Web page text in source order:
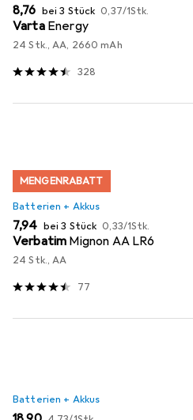
EUR
8,76 bei 3 Stück EUR
0,37/1Stk.
Varta Energy
24 Stk., AA, 2660 mAh
328
MENGENRABATT
Batterien + Akkus
EUR
7,94 bei 3 Stück EUR
0,33/1Stk.
Verbatim Mignon AA LR6
24 Stk., AA
77
Batterien + Akkus
EUR